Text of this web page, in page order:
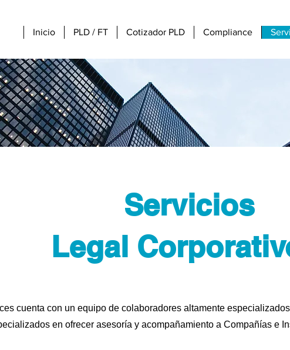
Inicio PLD / FT Cotizador PLD Compliance
Servicios
Legal
cuenta con un equipo de colaboradores altamente
en ofrecer asesoría y acompañamiento a Compañías e